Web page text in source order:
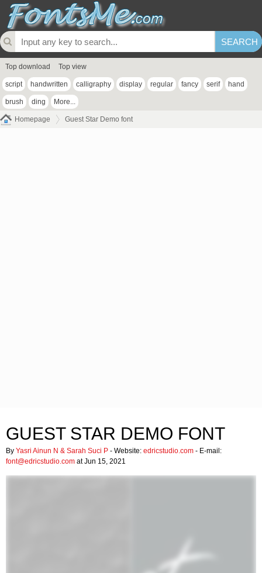
Top download Top view
script handwritten calligraphy display regular fancy serif hand
brush ding More...
Homepage Guest Star Demo font
GUEST STAR DEMO FONT
By Yasri Ainun N & Sarah Suci P - Website: edricstudio.com - E-mail:
font@edricstudio.com at Jun 15, 2021